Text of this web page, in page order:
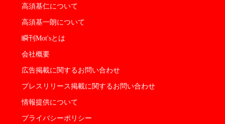
高須基仁について
高須基一朗について
瞬刊Mot'sとは
会社概要
広告掲載に関するお問い合わせ
プレスリリース掲載に関するお問い合わせ
情報提供について
プライバシーポリシー